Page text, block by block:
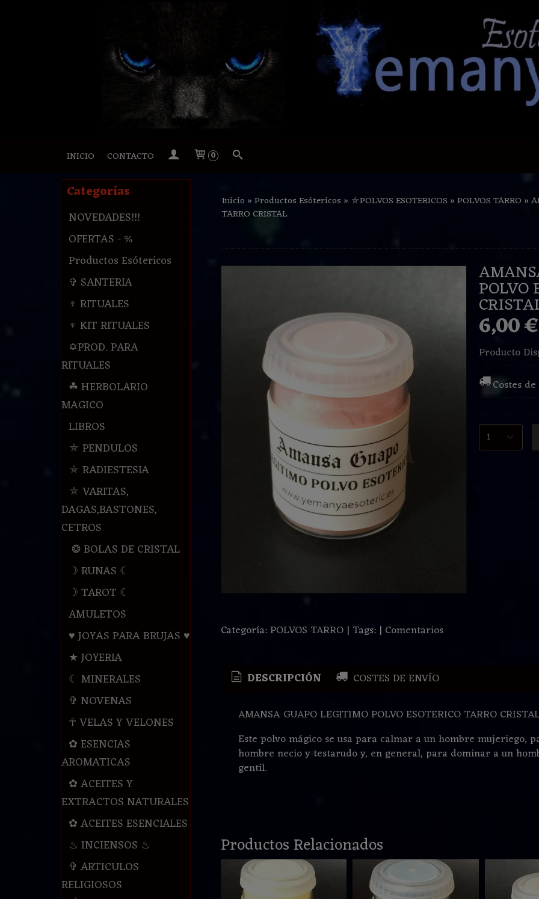
INICIO CONTACTO 0
Categorías
NOVEDADES!!!
OFERTAS - %
Productos Esótericos
✞ SANTERIA
♆ RITUALES
♆ KIT RITUALES
✡PROD. PARA
RITUALES
☘ HERBOLARIO
MAGICO
LIBROS
⛤ PENDULOS
⛤ RADIESTESIA
⛤ VARITAS,
DAGAS,BASTONES,
CETROS
❂ BOLAS DE CRISTAL
☽ RUNAS ☾
☽ TAROT ☾
AMULETOS
♥ JOYAS PARA BRUJAS ♥
★ JOYERIA
☾ MINERALES
✞ NOVENAS
☥ VELAS Y VELONES
✿ ESENCIAS
AROMATICAS
✿ ACEITES Y
EXTRACTOS NATURALES
✿ ACEITES ESENCIALES
♨ INCIENSOS ♨
✞ ARTICULOS
RELIGIOSOS
Inicio »Productos Esótericos » ⛤POLVOS ESOTERICOS »POLVOS TARRO »
TARRO CRISTAL
POLVO
6,00 €
Producto
Costes
Categoría:POLVOS TARRO| Tags: | Comentarios
DESCRIPCIÓN COSTES DE ENVÍO
AMANSA GUAPO LEGITIMO POLVO ESOTERICO TARRO
Este polvo mágico se usa para calmar a un hombre mujeriego,
hombre necio y testarudo y, en general, para dominar a un
gentil.
Productos Relacionados